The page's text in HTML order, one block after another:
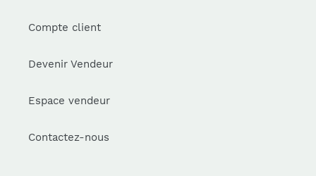
Compte client
Devenir Vendeur
Espace vendeur
Contactez-nous